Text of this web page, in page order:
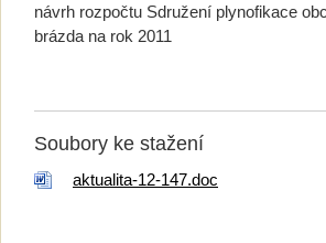
návrh rozpočtu Sdružení plynofikace
brázda na rok 2011
Soubory ke stažení
aktualita-12-147.doc